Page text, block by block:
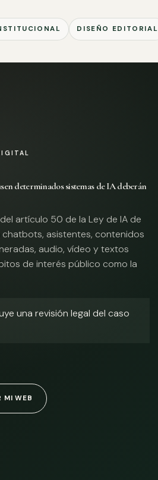
DISEÑO EDITORIAL
determinados sistemas de IA deberán
artículo 50 de la Ley de IA de
asistentes, contenidos
audio, vídeo y textos
de interés público como la
una revisión legal del caso
MI WEB